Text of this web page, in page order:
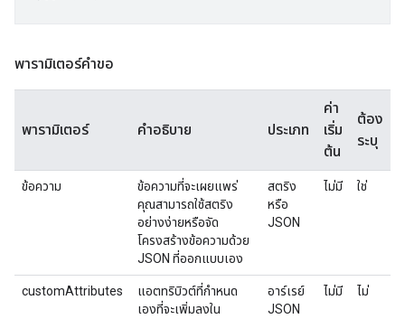
พารามิเตอร์คำขอ
พารามิเตอร์ คำอธิบาย ประเภท
ค่า
เริ่ม
ต้น
ต้อง
ระบุ
ข้อความ
ข้อความที่จะเผยแพร่
คุณสามารถใช้สตริง
อย่างง่ายหรือจัด
โครงสร้างข้อความด้วย
JSON ที่ออกแบบเอง
สตริง
หรือ
JSON
ไม่มี ใช่
customAttributes
แอตทริบิวต์ที่กำหนด
เองที่จะเพิ่มลงใน
อาร์เรย์
JSON
ไม่มี ไม่